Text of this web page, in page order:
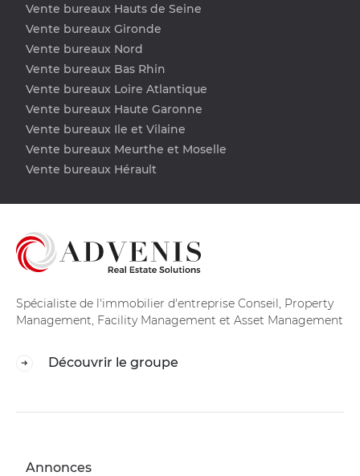
Vente bureaux Hauts de Seine
Vente bureaux Gironde
Vente bureaux Nord
Vente bureaux Bas Rhin
Vente bureaux Loire Atlantique
Vente bureaux Haute Garonne
Vente bureaux Ile et Vilaine
Vente bureaux Meurthe et Moselle
Vente bureaux Hérault
Spécialiste de l'immobilier d'entreprise Conseil, Property
Management, Facility Management et Asset Management
Découvrir le groupe
Annonces